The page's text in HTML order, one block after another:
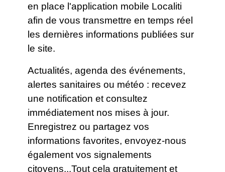
en place l'application mobile Localiti
afin de vous transmettre en temps réel
les dernières informations publiées sur
le site.
Actualités, agenda des événements,
alertes sanitaires ou météo : recevez
une notification et consultez
immédiatement nos mises à jour.
Enregistrez ou partagez vos
informations favorites, envoyez-nous
également vos signalements
citoyens...Tout cela gratuitement et